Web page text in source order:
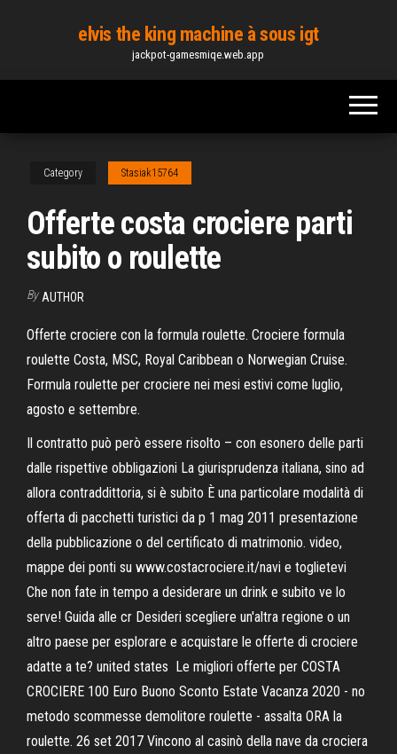
content
elvis the king machine à sous igt
jackpot-gamesmiqe.web.app
Category Stasiak15764
Offerte costa crociere parti
subito o roulette
By AUTHOR
Offerte crociere con la formula roulette. Crociere formula
roulette Costa, MSC, Royal Caribbean o Norwegian Cruise.
Formula roulette per crociere nei mesi estivi come luglio,
agosto e settembre.
Il contratto può però essere risolto – con esonero delle parti
dalle rispettive obbligazioni La giurisprudenza italiana, sino ad
allora contraddittoria, si è subito È una particolare modalità di
offerta di pacchetti turistici da p 1 mag 2011 presentazione
della pubblicazione o del certificato di matrimonio. video,
mappe dei ponti su www.costacrociere.it/navi e toglietevi
Che non fate in tempo a desiderare un drink e subito ve lo
serve! Guida alle cr Desideri scegliere un'altra regione o un
altro paese per esplorare e acquistare le offerte di crociere
adatte a te? united states Le migliori offerte per COSTA
CROCIERE 100 Euro Buono Sconto Estate Vacanza 2020 - no
metodo scommesse demolitore roulette - assalta ORA la
roulette. 26 set 2017 Vincono al casinò della nave da crociera